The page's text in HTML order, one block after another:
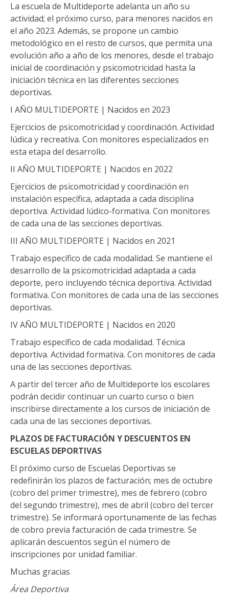
La escuela de Multideporte adelanta un año su
actividad; el próximo curso, para menores nacidos en
el año 2023. Además, se propone un cambio
metodológico en el resto de cursos, que permita una
evolución año a año de los menores, desde el trabajo
inicial de coordinación y psicomotricidad hasta la
iniciación técnica en las diferentes secciones
deportivas.
I AÑO MULTIDEPORTE | Nacidos en 2023
Ejercicios de psicomotricidad y coordinación. Actividad
lúdica y recreativa. Con monitores especializados en
esta etapa del desarrollo.
II AÑO MULTIDEPORTE | Nacidos en 2022
Ejercicios de psicomotricidad y coordinación en
instalación específica, adaptada a cada disciplina
deportiva. Actividad lúdico-formativa. Con monitores
de cada una de las secciones deportivas.
III AÑO MULTIDEPORTE | Nacidos en 2021
Trabajo específico de cada modalidad. Se mantiene el
desarrollo de la psicomotricidad adaptada a cada
deporte, pero incluyendo técnica deportiva. Actividad
formativa. Con monitores de cada una de las secciones
deportivas.
IV AÑO MULTIDEPORTE | Nacidos en 2020
Trabajo específico de cada modalidad. Técnica
deportiva. Actividad formativa. Con monitores de cada
una de las secciones deportivas.
A partir del tercer año de Multideporte los escolares
podrán decidir continuar un cuarto curso o bien
inscribirse directamente a los cursos de iniciación de
cada una de las secciones deportivas.
PLAZOS DE FACTURACIÓN Y DESCUENTOS EN
ESCUELAS DEPORTIVAS
El próximo curso de Escuelas Deportivas se
redefinirán los plazos de facturación; mes de octubre
(cobro del primer trimestre), mes de febrero (cobro
del segundo trimestre), mes de abril (cobro del tercer
trimestre). Se informará oportunamente de las fechas
de cobro previa facturación de cada trimestre. Se
aplicarán descuentos según el número de
inscripciones por unidad familiar.
Muchas gracias
Área Deportiva